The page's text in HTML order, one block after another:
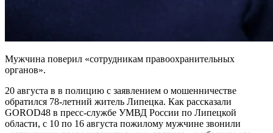
Мужчина поверил «сотрудникам правоохранительных
органов».
20 августа в в полицию с заявлением о мошенничестве
обратился 78-летний житель Липецка. Как рассказали
GOROD48 в пресс-службе УМВД России по Липецкой
области, c 10 по 16 августа пожилому мужчине звонили